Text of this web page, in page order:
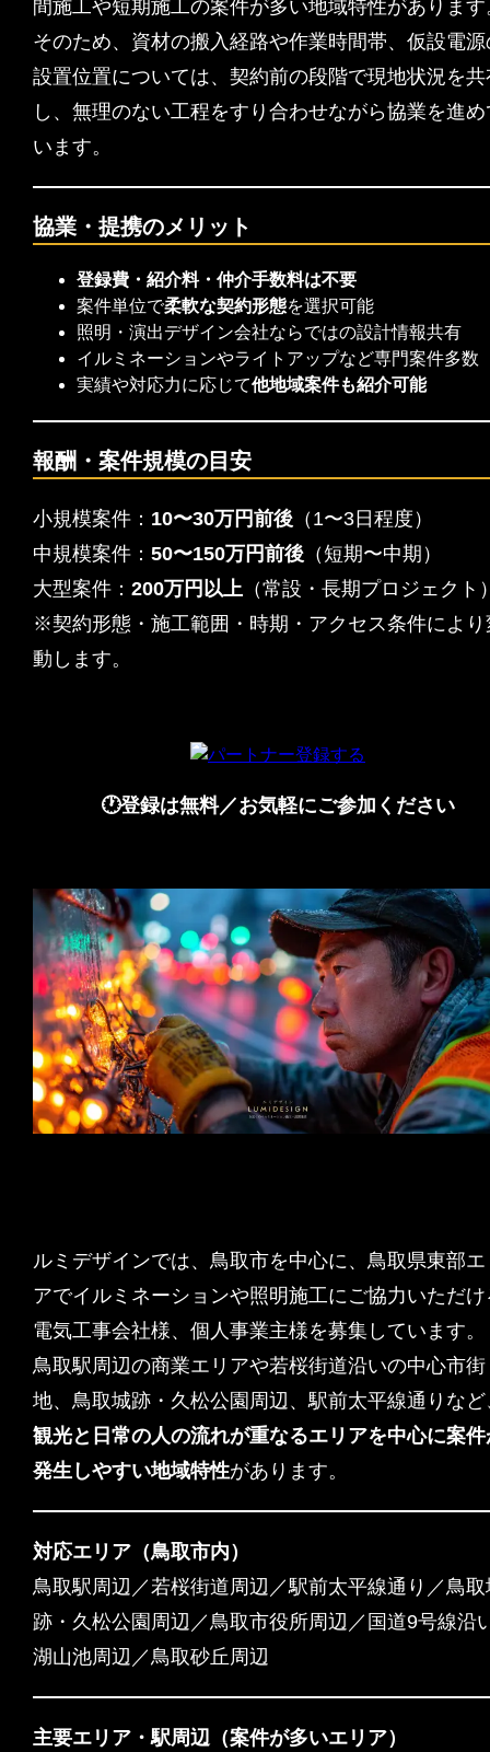
間施工や短期施工の案件が多い地域特性があります
そのため、資材の搬入経路や作業時間帯、仮設電源
設置位置については、契約前の段階で現地状況を共
し、無理のない工程をすり合わせながら協業を進め
います。
協業・提携のメリット
登録費・紹介料・仲介手数料は不要
案件単位で柔軟な契約形態を選択可能
照明・演出デザイン会社ならではの設計情報共有
イルミネーションやライトアップなど専門案件多数
実績や対応力に応じて他地域案件も紹介可能
報酬・案件規模の目安
小規模案件： 10〜30万円前後 （1〜3日程度）
中規模案件： 50〜150万円前後 （短期〜中期）
大型案件： 200万円以上 （常設・長期プロジェクト
※契約形態・施工範囲・時期・アクセス条件により
動します。
🕐登録は無料／お気軽にご参加ください
ルミデザインでは、鳥取市を中心に、鳥取県東部エ
アでイルミネーションや照明施工にご協力いただけ
電気工事会社様、個人事業主様を募集しています。
鳥取駅周辺の商業エリアや若桜街道沿いの中心市街
地、鳥取城跡・久松公園周辺、駅前太平線通りなど
観光と日常の人の流れが重なるエリアを中心に案件
発生しやすい地域特性があります。
対応エリア（鳥取市内）
鳥取駅周辺／若桜街道周辺／駅前太平線通り／鳥取
跡・久松公園周辺／鳥取市役所周辺／国道9号線沿
湖山池周辺／鳥取砂丘周辺
主要エリア・駅周辺（案件が多いエリア）